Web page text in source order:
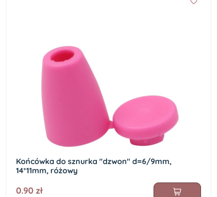
Końcówka do sznurka "dzwon" d=6/9mm,
14*11mm, różowy
0.90 zł